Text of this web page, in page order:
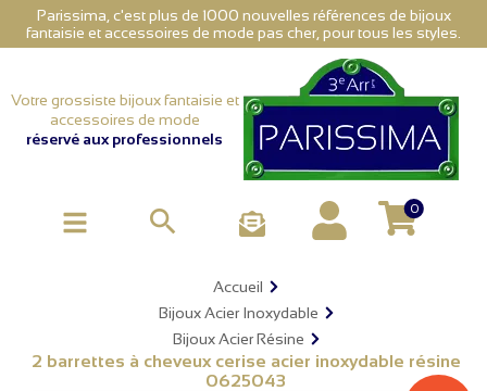
Parissima, c'est plus de 1000 nouvelles références de bijoux
fantaisie et accessoires de mode pas cher, pour tous les styles.
Votre grossiste bijoux fantaisie et
accessoires de mode
réservé aux professionnels
 0
Accueil
Bijoux Acier Inoxydable
Bijoux Acier Résine
2 barrettes à cheveux cerise acier inoxydable résine
0625043